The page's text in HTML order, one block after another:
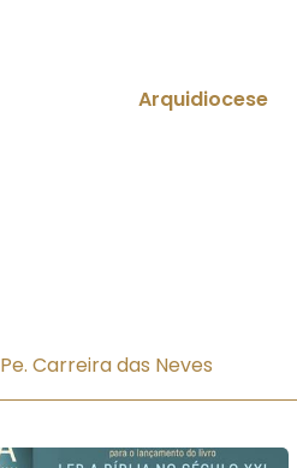
Arquidiocese
Pe. Carreira das Neves